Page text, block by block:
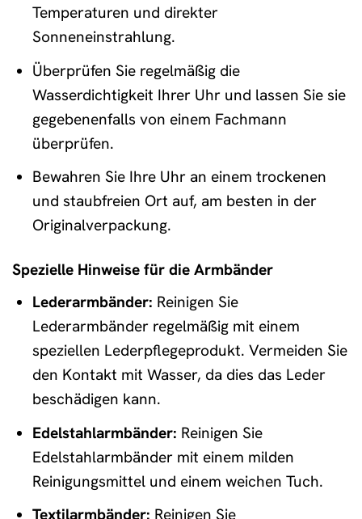
Temperaturen und direkter
Sonneneinstrahlung.
Überprüfen Sie regelmäßig die
Wasserdichtigkeit Ihrer Uhr und lassen Sie sie
gegebenenfalls von einem Fachmann
überprüfen.
Bewahren Sie Ihre Uhr an einem trockenen
und staubfreien Ort auf, am besten in der
Originalverpackung.
Spezielle Hinweise für die Armbänder
Lederarmbänder: Reinigen Sie
Lederarmbänder regelmäßig mit einem
speziellen Lederpflegeprodukt. Vermeiden Sie
den Kontakt mit Wasser, da dies das Leder
beschädigen kann.
Edelstahlarmbänder: Reinigen Sie
Edelstahlarmbänder mit einem milden
Reinigungsmittel und einem weichen Tuch.
Textilarmbänder: Reinigen Sie